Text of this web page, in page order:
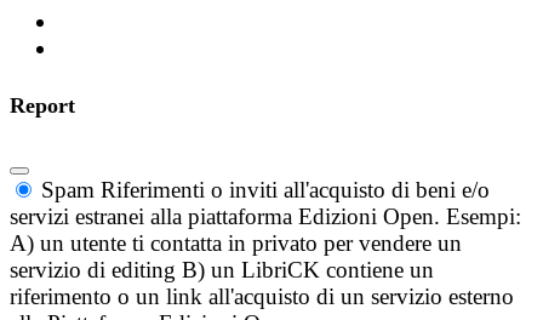
Report
Spam Riferimenti o inviti all'acquisto di beni e/o
servizi estranei alla piattaforma Edizioni Open. Esempi:
A) un utente ti contatta in privato per vendere un
servizio di editing B) un LibriCK contiene un
riferimento o un link all'acquisto di un servizio esterno